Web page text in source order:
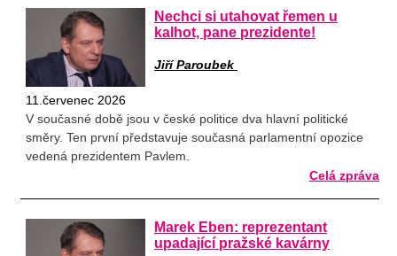
Nechci si utahovat řemen u
kalhot, pane prezidente!
Jiří Paroubek
11.červenec 2026
V současné době jsou v české politice dva hlavní politické
směry. Ten první představuje současná parlamentní opozice
vedená prezidentem Pavlem.
Celá zpráva
Marek Eben: reprezentant
upadající pražské kavárny